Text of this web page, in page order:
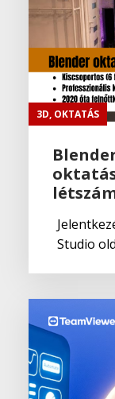
3D, OKTATÁS
Studio